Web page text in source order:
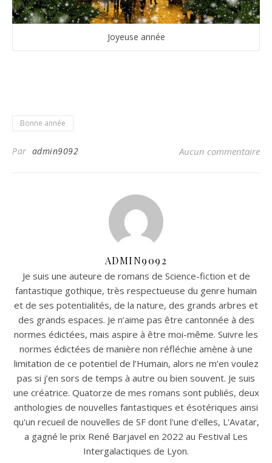
Joyeuse année
Bonne année
Par admin9092 Aucun commentaire
ADMIN9092
Je suis une auteure de romans de Science-fiction et de
fantastique gothique, très respectueuse du genre humain
et de ses potentialités, de la nature, des grands arbres et
des grands espaces. Je n’aime pas être cantonnée à des
normes édictées, mais aspire à être moi-même. Suivre les
normes édictées de manière non réfléchie amène à une
limitation de ce potentiel de l’Humain, alors ne m’en voulez
pas si j’en sors de temps à autre ou bien souvent. Je suis
une créatrice. Quatorze de mes romans sont publiés, deux
anthologies de nouvelles fantastiques et ésotériques ainsi
qu'un recueil de nouvelles de SF dont l'une d'elles, L'Avatar,
a gagné le prix René Barjavel en 2022 au Festival Les
Intergalactiques de Lyon.